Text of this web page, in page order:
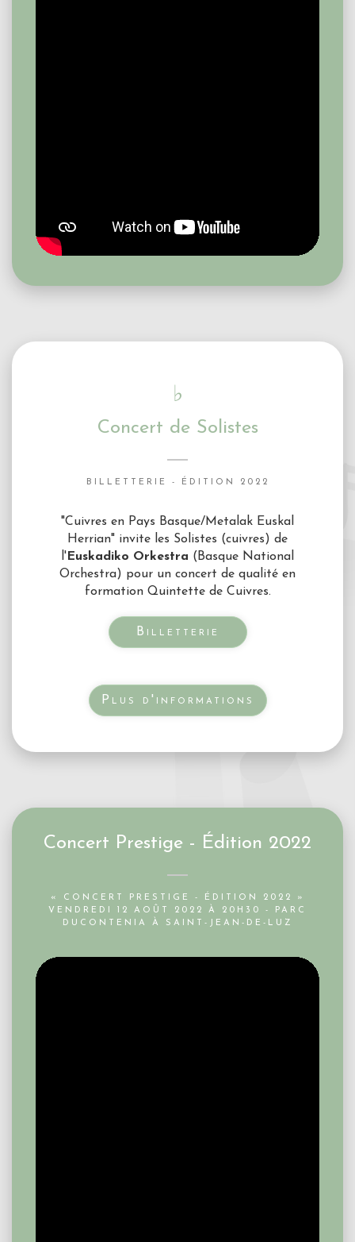
♭
Concert de Solistes
BILLETTERIE - ÉDITION 2022
"Cuivres en Pays Basque/Metalak Euskal
Herrian" invite les Solistes (cuivres) de
l' Euskadiko Orkestra (Basque National
Orchestra) pour un concert de qualité en
formation Quintette de Cuivres.
Billetterie
Plus d'informations
Concert Prestige - Édition 2022
« CONCERT PRESTIGE - ÉDITION 2022 »
VENDREDI 12 AOÛT 2022 À 20H30 - PARC
DUCONTENIA À SAINT-JEAN-DE-LUZ